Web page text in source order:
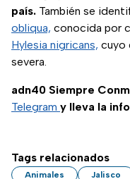
país. También se
obliqua, conocida por
Hylesia nigricans, cuyo
severa.
adn40 Siempre
Telegram y lleva la
Tags relacionados
Animales Jalisco